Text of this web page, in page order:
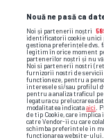
Nouă ne pasă ca
Noi și partenerii noștri
identificatorii cookie unici
gestiona preferințele dvs.
legitim în orice moment
partenerilor noștri și nu vă
Noi si partenerii nostri
furnizorii nostri de
functioneze, pentru a
interesele si/sau profilul
pentru a analiza traficul
legatura cu prelucrarea
modalitatea indicataaici
.
de tip Cookie, care
catre Vendor-ii cu care
schimba preferintele in
functionarea website-ului.